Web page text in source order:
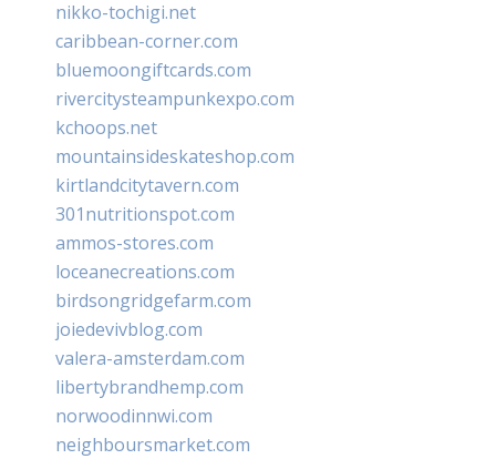
nikko-tochigi.net
caribbean-corner.com
bluemoongiftcards.com
rivercitysteampunkexpo.com
kchoops.net
mountainsideskateshop.com
kirtlandcitytavern.com
301nutritionspot.com
ammos-stores.com
loceanecreations.com
birdsongridgefarm.com
joiedevivblog.com
valera-amsterdam.com
libertybrandhemp.com
norwoodinnwi.com
neighboursmarket.com